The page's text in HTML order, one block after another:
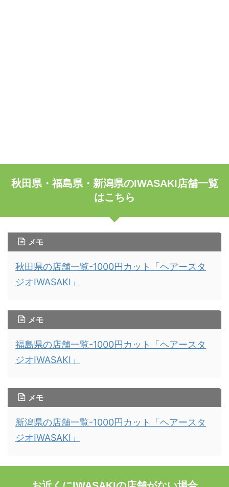
秋田県・福島県・新潟県のIWASAKI店舗一覧
はこちら
メモ
秋田県の店舗一覧-1000円カット「ヘアースタ
ジオIWASAKI」
メモ
福島県の店舗一覧-1000円カット「ヘアースタ
ジオIWASAKI」
メモ
新潟県の店舗一覧-1000円カット「ヘアースタ
ジオIWASAKI」